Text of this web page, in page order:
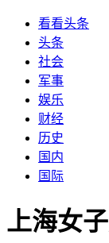
看看头条
头条
社会
军事
娱乐
财经
历史
国内
国际
上海女